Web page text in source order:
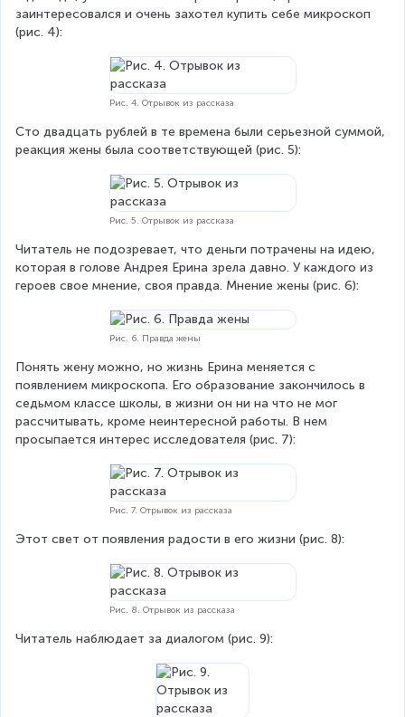
заинтересовался и очень захотел купить себе микроскоп
(рис. 4):
Рис. 4. Отрывок из рассказа
Сто двадцать рублей в те времена были серьезной суммой,
реакция жены была соответствующей (рис. 5):
Рис. 5. Отрывок из рассказа
Читатель не подозревает, что деньги потрачены на идею,
которая в голове Андрея Ерина зрела давно. У каждого из
героев свое мнение, своя правда. Мнение жены (рис. 6):
Рис. 6. Правда жены
Понять жену можно, но жизнь Ерина меняется с
появлением микроскопа. Его образование закончилось в
седьмом классе школы, в жизни он ни на что не мог
рассчитывать, кроме неинтересной работы. В нем
просыпается интерес исследователя (рис. 7):
Рис. 7. Отрывок из рассказа
Этот свет от появления радости в его жизни (рис. 8):
Рис. 8. Отрывок из рассказа
Читатель наблюдает за диалогом (рис. 9):